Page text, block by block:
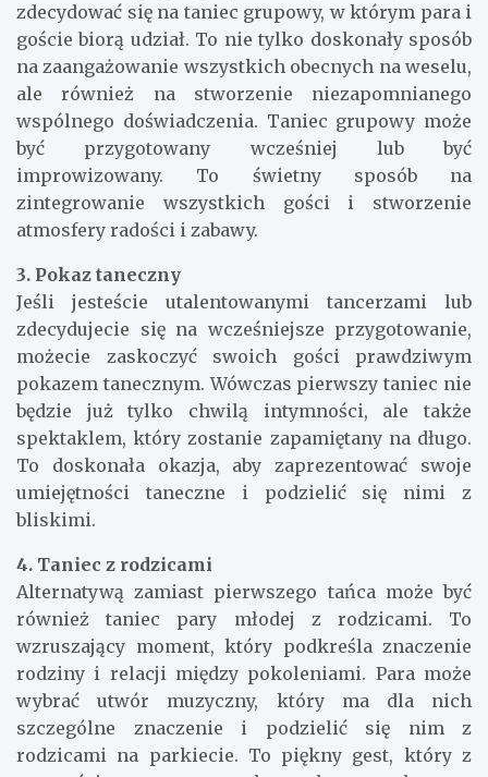
zdecydować się na taniec grupowy, w którym para i
goście biorą udział. To nie tylko doskonały sposób
na zaangażowanie wszystkich obecnych na weselu,
ale również na stworzenie niezapomnianego
wspólnego doświadczenia. Taniec grupowy może
być przygotowany wcześniej lub być
improwizowany. To świetny sposób na
zintegrowanie wszystkich gości i stworzenie
atmosfery radości i zabawy.
3. Pokaz taneczny
Jeśli jesteście utalentowanymi tancerzami lub
zdecydujecie się na wcześniejsze przygotowanie,
możecie zaskoczyć swoich gości prawdziwym
pokazem tanecznym. Wówczas pierwszy taniec nie
będzie już tylko chwilą intymności, ale także
spektaklem, który zostanie zapamiętany na długo.
To doskonała okazja, aby zaprezentować swoje
umiejętności taneczne i podzielić się nimi z
bliskimi.
4. Taniec z rodzicami
Alternatywą zamiast pierwszego tańca może być
również taniec pary młodej z rodzicami. To
wzruszający moment, który podkreśla znaczenie
rodziny i relacji między pokoleniami. Para może
wybrać utwór muzyczny, który ma dla nich
szczególne znaczenie i podzielić się nim z
rodzicami na parkiecie. To piękny gest, który z